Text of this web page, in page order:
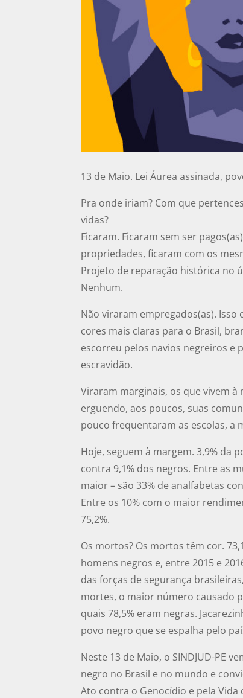
13 de Maio. Lei Áurea assinada,
Pra onde iriam? Com que
vidas?
Ficaram. Ficaram sem ser
propriedades, ficaram com os
Projeto de reparação histórica no
Nenhum.
Não viraram empregados(as).
cores mais claras para o Brasil,
escorreu pelos navios negreiros e
escravidão.
Viraram marginais, os que vivem
erguendo, aos poucos, suas
pouco frequentaram as escolas, a
Hoje, seguem à margem. 3,9% da
contra 9,1% dos negros. Entre as
maior – são 33% de analfabetas
Entre os 10% com o maior
75,2%.
Os mortos? Os mortos têm cor.
homens negros e, entre 2015 e
das forças de segurança
mortes, o maior número causado
quais 78,5% eram negras.
povo negro que se espalha pelo
Neste 13 de Maio, o SINDJUD-PE
negro no Brasil e no mundo e
Ato contra o Genocídio e pela